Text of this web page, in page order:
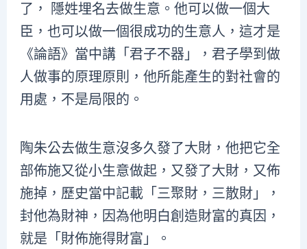
了， 隱姓埋名去做生意。他可以做一個大
臣，也可以做一個很成功的生意人，這才是
《論語》當中講「君子不器」，君子學到做
人做事的原理原則，他所能產生的對社會的
用處，不是局限的。
陶朱公去做生意沒多久發了大財，他把它全
部佈施又從小生意做起，又發了大財，又佈
施掉，歷史當中記載「三聚財，三散財」，
封他為財神，因為他明白創造財富的真因，
就是「財佈施得財富」。